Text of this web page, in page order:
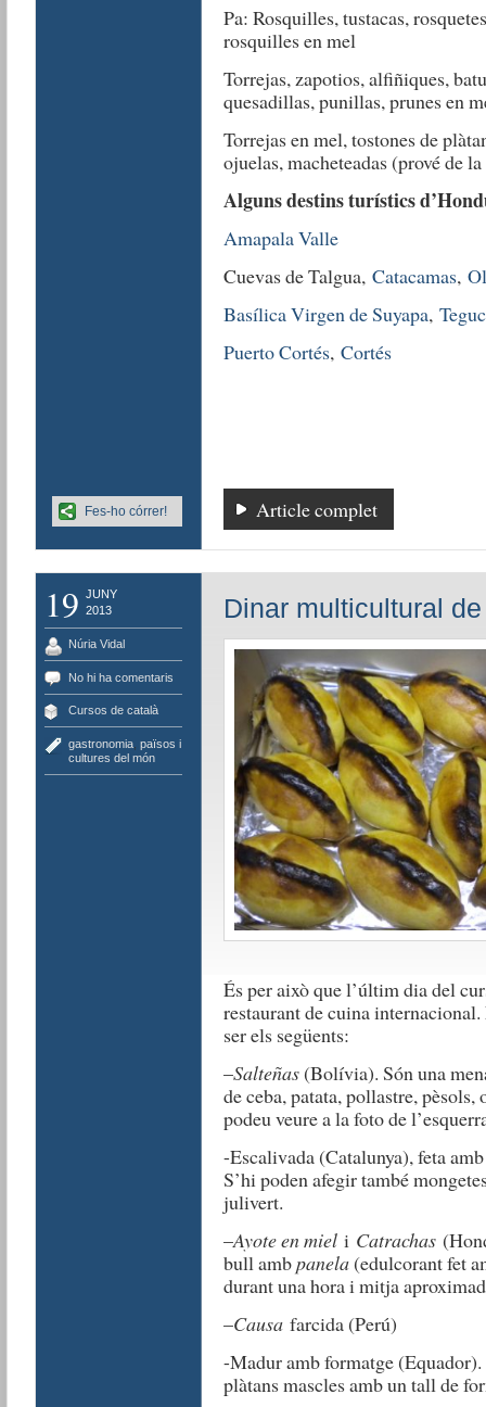
Pa: Rosquilles, tustacas,
rosquilles en mel
Torrejas, zapotios, alfiñiques,
quesadillas, punillas, prunes en
Torrejas en mel, tostones de
ojuelas, macheteadas (prové de
Alguns destins turístics
AmapalaValle
Cuevas de Talgua, Catacamas,
Basílica Virgen de Suyapa,
Puerto Cortés, Cortés
Article complet
Fes-ho córrer!
19 JUNY
2013
Núria Vidal
No hi ha comentaris
Cursos de català
gastronomia, països i
cultures del món
Dinar multicultural
És per això que l’últim dia del
restaurant de cuina
ser els següents:
–Salteñas(Bolívia). Són una
de ceba, patata, pollastre, pèsols,
podeu veure a la foto de
-Escalivada (Catalunya), feta
S’hi poden afegir també
julivert.
–Ayote en mieli Catrachas
bull ambpanela(edulcorant fet
durant una hora i mitja
–Causafarcida (Perú)
-Madur amb formatge
plàtans mascles amb un tall de